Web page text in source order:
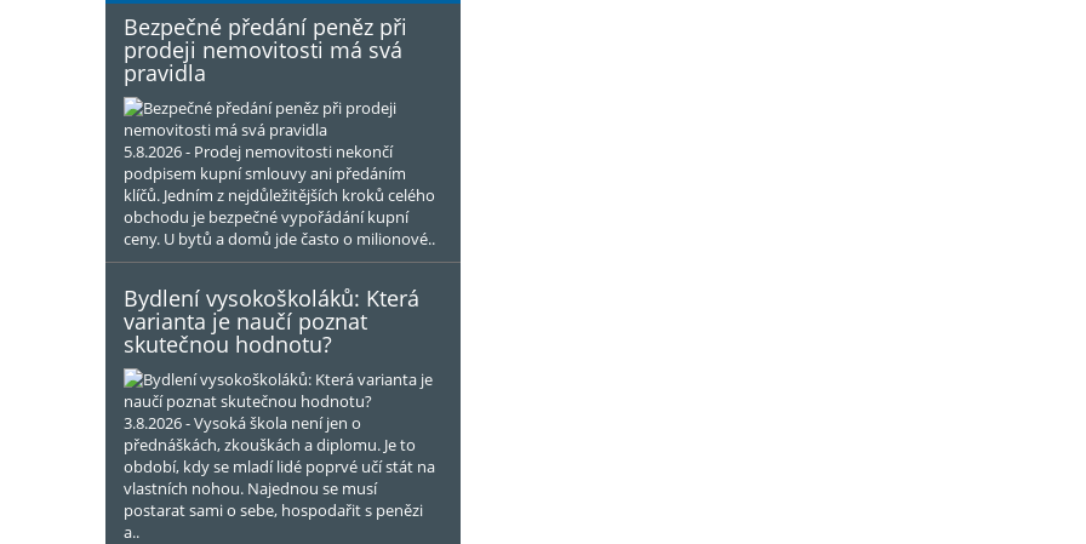
Bezpečné předání peněz při
prodeji nemovitosti má svá
pravidla
5.8.2026 - Prodej nemovitosti nekončí
podpisem kupní smlouvy ani předáním
klíčů. Jedním z nejdůležitějších kroků celého
obchodu je bezpečné vypořádání kupní
ceny. U bytů a domů jde často o milionové..
Bydlení vysokoškoláků: Která
varianta je naučí poznat
skutečnou hodnotu?
3.8.2026 - Vysoká škola není jen o
přednáškách, zkouškách a diplomu. Je to
období, kdy se mladí lidé poprvé učí stát na
vlastních nohou. Najednou se musí
postarat sami o sebe, hospodařit s penězi
a..